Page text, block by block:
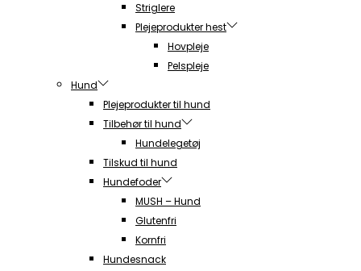
Striglere
Plejeprodukter hest
Hovpleje
Pelspleje
Hund
Plejeprodukter til hund
Tilbehør til hund
Hundelegetøj
Tilskud til hund
Hundefoder
MUSH – Hund
Glutenfri
Kornfri
Hundesnack